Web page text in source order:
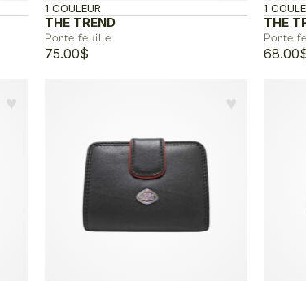
THE TREND
Porte feuille
1 COULEUR
75.00$
THE
Porte
1
68.00
♥︎ ♥︎